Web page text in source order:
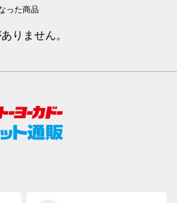
った商品
りません。